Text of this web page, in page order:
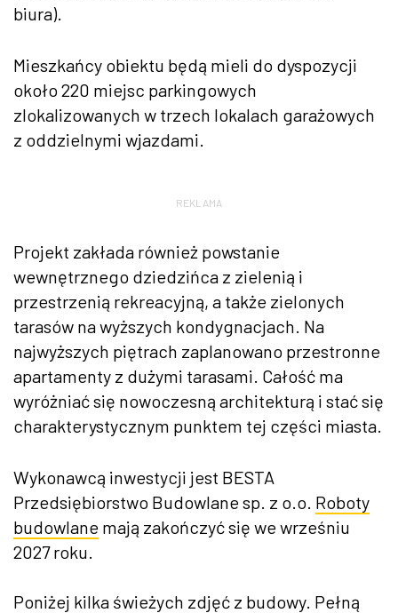
biura).
Mieszkańcy obiektu będą mieli do dyspozycji
około 220 miejsc parkingowych
zlokalizowanych w trzech lokalach garażowych
z oddzielnymi wjazdami.
REKLAMA
Projekt zakłada również powstanie
wewnętrznego dziedzińca z zielenią i
przestrzenią rekreacyjną, a także zielonych
tarasów na wyższych kondygnacjach. Na
najwyższych piętrach zaplanowano przestronne
apartamenty z dużymi tarasami. Całość ma
wyróżniać się nowoczesną architekturą i stać się
charakterystycznym punktem tej części miasta.
Wykonawcą inwestycji jest BESTA
Przedsiębiorstwo Budowlane sp. z o.o. Roboty
budowlane mają zakończyć się we wrześniu
2027 roku.
Poniżej kilka świeżych zdjęć z budowy. Pełną